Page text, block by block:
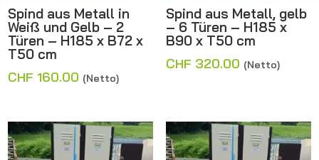
Spind aus Metall in
Weiß und Gelb – 2
Türen – H185 x B72 x
T50 cm
CHF 160.00 (Netto)
Spind aus Metall, gelb
– 6 Türen – H185 x
B90 x T50 cm
CHF 320.00 (Netto)